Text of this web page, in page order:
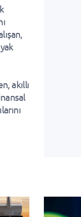
akıllı